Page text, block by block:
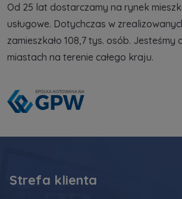
Od 25 lat dostarczamy na rynek
usługowe. Dotychczas w
zamieszkało 108,7 tys. osób. Jesteśmy
miastach na terenie całego kraju.
Strefa klienta